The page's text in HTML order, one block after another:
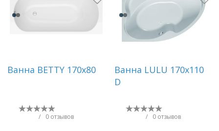
Ванна BETTY 170x80
/ 0 отзывов
Ванна LULU 170x110
D
/ 0 отзывов